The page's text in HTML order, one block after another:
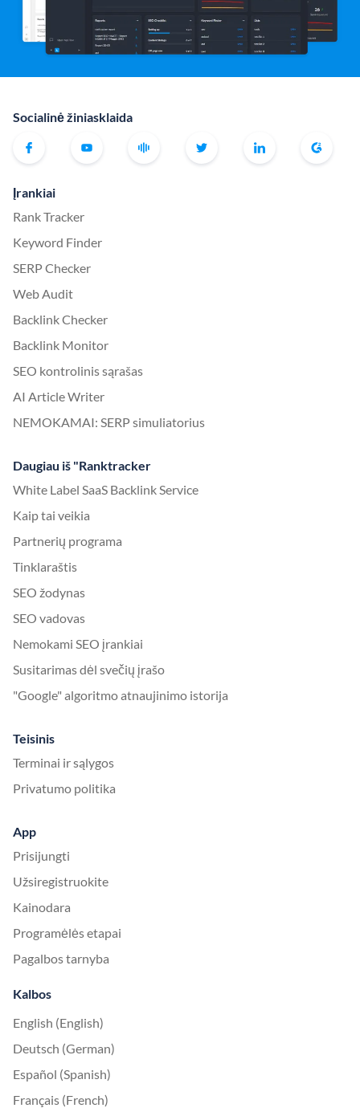
Socialinė žiniasklaida
Įrankiai
Rank Tracker
Keyword Finder
SERP Checker
Web Audit
Backlink Checker
Backlink Monitor
SEO kontrolinis sąrašas
AI Article Writer
NEMOKAMAI: SERP simuliatorius
Daugiau iš "Ranktracker
White Label SaaS Backlink Service
Kaip tai veikia
Partnerių programa
Tinklaraštis
SEO žodynas
SEO vadovas
Nemokami SEO įrankiai
Susitarimas dėl svečių įrašo
"Google" algoritmo atnaujinimo istorija
Teisinis
Terminai ir sąlygos
Privatumo politika
App
Prisijungti
Užsiregistruokite
Kainodara
Programėlės etapai
Pagalbos tarnyba
Kalbos
English (English)
Deutsch (German)
Español (Spanish)
Français (French)